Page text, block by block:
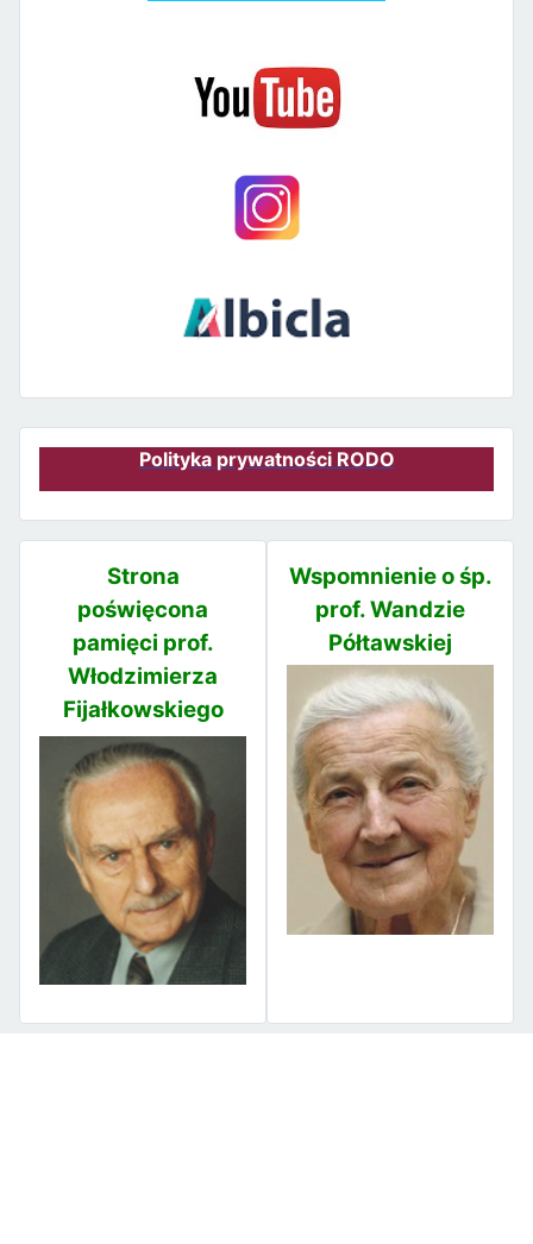
Polityka prywatności RODO
Strona
poświęcona
pamięci prof.
Włodzimierza
Fijałkowskiego
Wspomnienie o śp.
prof. Wandzie
Półtawskiej